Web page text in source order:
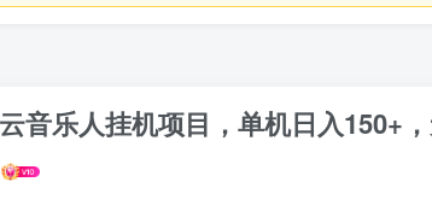
音乐人挂机项目，单机日入150+